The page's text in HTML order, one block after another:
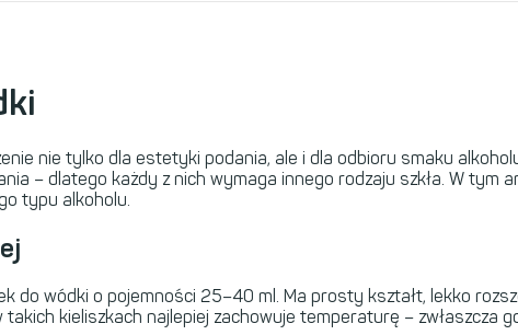
nie tylko dla estetyki podania, ale i dla odbioru smaku
– dlatego każdy z nich wymaga innego rodzaju szkła. W tym
typu alkoholu.
do wódki o pojemności 25–40 ml. Ma prosty kształt, lekko
kieliszkach najlepiej zachowuje temperaturę – zwłaszcza